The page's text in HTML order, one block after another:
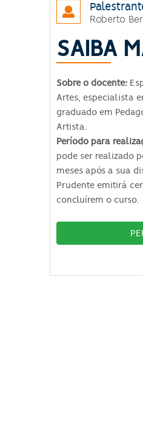
Roberto
SAIBA
Sobre o docente:
Artes, especialista
graduado em
Artista.
Período para
pode ser realizado
meses após a sua
Prudente emitirá
concluírem o curso.